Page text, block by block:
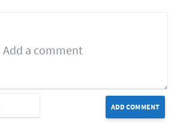
ADD COMMENT